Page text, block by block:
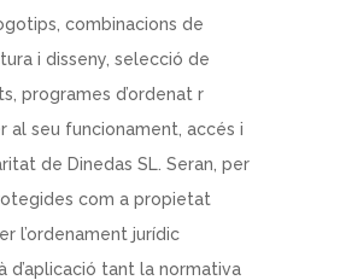
combinacions de
i disseny, selecció de
programes d’ordenat r
al seu funcionament, accés i
de Dinedas SL. Seran, per
com a propietat
l’ordenament jurídic
d’aplicació tant la normativa